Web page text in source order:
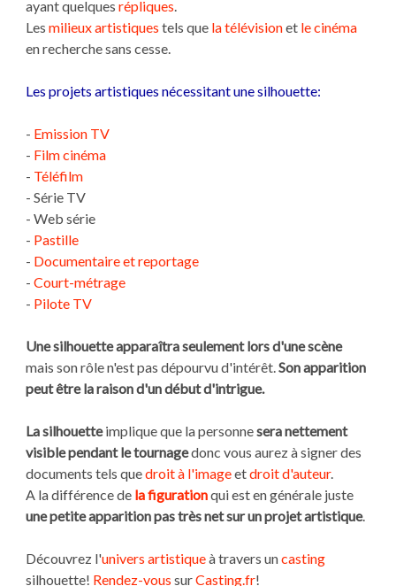
ayant quelques répliques.
Les milieux artistiques tels que la télévisionet le cinéma
en recherche sans cesse.
Les projets artistiques nécessitant une silhouette:
- Emission TV
- Filmcinéma
- Téléfilm
- Série TV
- Web série
- Pastille
- Documentaire et reportage
- Court-métrage
- Pilote TV
Une silhouette apparaîtra seulement lors d'une scène
mais son rôle n'est pas dépourvu d'intérêt.Son apparition
peut être la raison d'un début d'intrigue.
La silhouetteimplique que la personnesera nettement
visible pendant le tournagedonc vous aurez à signer des
documents tels quedroit à l'imageetdroit d'auteur.
A la différence de la figurationqui est en générale juste
une petite apparition pas très net sur un projet artistique.
Découvrez l'univers artistiqueà travers uncasting
silhouette! Rendez-vous surCasting.fr!